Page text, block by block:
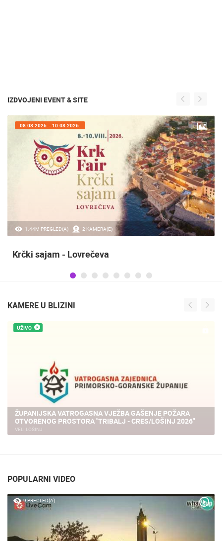
IZDVOJENI EVENT & SITE
1.44M PREGLED(A) 2 KAMERA(E)
08.08.2026. - 10.08.2026.
Krčki sajam - Lovrečeva
KAMERE U BLIZINI
UŽIVO
ŽUPANIJSKA VATROGASNA VJEŽBA GAŠENJE POŽARA
OTVORENOG PROSTORA "TRIBALJ - CRES/LOŠINJ 2026"
VELI LOŠINJ
POPULARNI VIDEO
9 PREGLED(A)